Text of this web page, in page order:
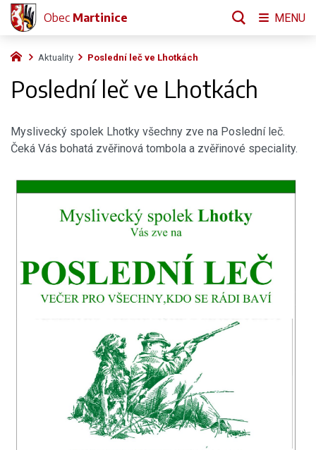
Aktuality Poslední leč ve Lhotkách
Poslední leč ve Lhotkách
Myslivecký spolek Lhotky všechny zve na Poslední leč.
Čeká Vás bohatá zvěřinová tombola a zvěřinové speciality.
Obec Martinice MENU